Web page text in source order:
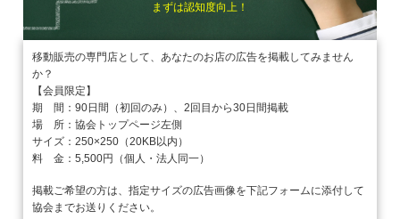
まずは認知度向上！
移動販売の専門店として、あなたのお店の広告を掲載してみません
か？
【会員限定】
期 間：90日間（初回のみ）、2回目から30日間掲載
場 所：協会トップページ左側
サイズ：250×250（20KB以内）
料 金：5,500円（個人・法人同一）
掲載ご希望の方は、指定サイズの広告画像を下記フォームに添付して
協会までお送りください。